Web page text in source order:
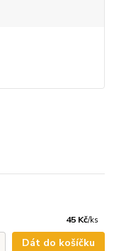
45 Kč/ks
Dát do košíčku